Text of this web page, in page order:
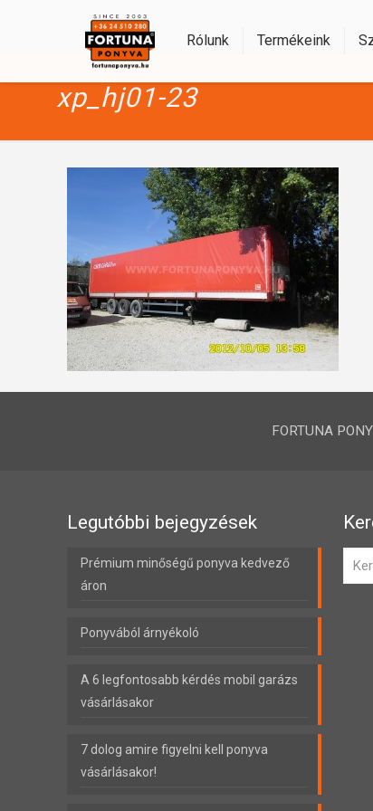
Rólunk Termékeink
xp_hj01-23
FORTUNA
Legutóbbi bejegyzések
Prémium minőségű ponyva kedvező
áron
Ponyvából árnyékoló
A 6 legfontosabb kérdés mobil garázs
vásárlásakor
7 dolog amire figyelni kell ponyva
vásárlásakor!